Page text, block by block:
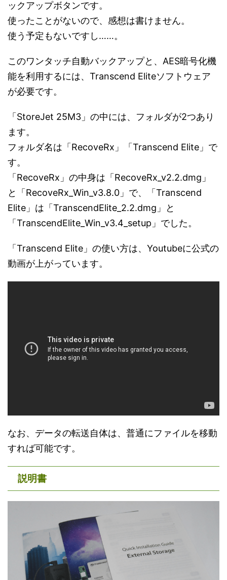
ックアップボタンです。
使ったことがないので、感想は書けません。
使う予定もないですし……。
このワンタッチ自動バックアップと、AES暗号化機
能を利用するには、Transcend Eliteソフトウェア
が必要です。
「StoreJet 25M3」の中には、フォルダが2つあり
ます。
フォルダ名は「RecoveRx」「Transcend Elite」で
す。
「RecoveRx」の中身は「RecoveRx_v2.2.dmg」
と「RecoveRx_Win_v3.8.0」で、「Transcend
Elite」は「TranscendElite_2.2.dmg」と
「TranscendElite_Win_v3.4_setup」でした。
「Transcend Elite」の使い方は、Youtubeに公式の
動画が上がっています。
なお、データの転送自体は、普通にファイルを移動
すれば可能です。
説明書